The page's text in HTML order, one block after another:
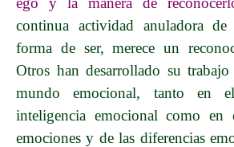
continua actividad anuladora de
forma de ser, merece un
Otros han desarrollado su
mundo emocional, tanto en
inteligencia emocional como en
emociones y de las diferencias